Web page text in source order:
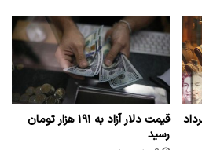
و ارز امروز؛ ۷ مرداد
قیمت دلار آزاد به ۱۹۱ هزار تومان
رسید